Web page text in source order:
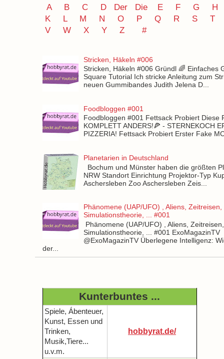
A B C D Der Die E F G
H
K
L M N O P Q R S
T
V
W X Y Z #
Stricken, Häkeln #006
Stricken, Häkeln #006 Gründl 🌈 Einfaches
Square Tutorial Ich stricke Anleitung zum
neuen Gummibandes Judith Jelena D...
Foodbloggen #001
Foodbloggen #001 Fettsack Probiert Diese
KOMPLETT ANDERS!🍕 - STERNEKOCH
PIZZERIA! Fettsack Probiert Erster Fake
Planetarien in Deutschland
Bochum und Münster haben die größten
NRW Standort Einrichtung Projektor-Typ
Aschersleben Zoo Aschersleben Zeis...
Phänomene (UAP/UFO) , Aliens, Zeitreisen,
Simulationstheorie, ... #001
Phänomene (UAP/UFO) , Aliens, Zeitreisen,
Simulationstheorie, ... #001 ExoMagazinTV
@ExoMagazinTV Überlegene Intelligenz:
der...
Kunterbuntes ...
Spiele, Ábenteuer,
Kunst, Essen und
Trinken,
Musik,Tiere...
u.v.m.
hobbyrat.de/